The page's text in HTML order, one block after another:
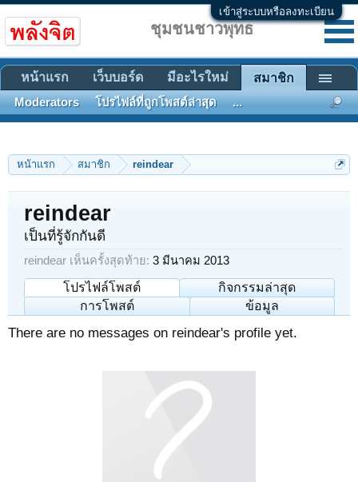
เข้าสู่ระบบหรือลงทะเบียน
หน้าแรก สมาชิก reindear
reindear
เป็นที่รู้จักกันดี
reindear เห็นครั้งสุดท้าย: 3 มีนาคม 2013
โปรไฟล์โพสต์
กิจกรรมล่าสุด
การโพสต์
ข้อมูล
There are no messages on reindear's profile yet.
ชุมชนชาวพุทธ
หน้าแรก เว็บบอร์ด มีอะไรใหม่ สมาชิก
Moderators โปรไฟล์ที่ถูกโพสต์ล่าสุด ...